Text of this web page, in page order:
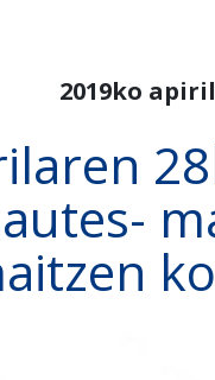
2019ko